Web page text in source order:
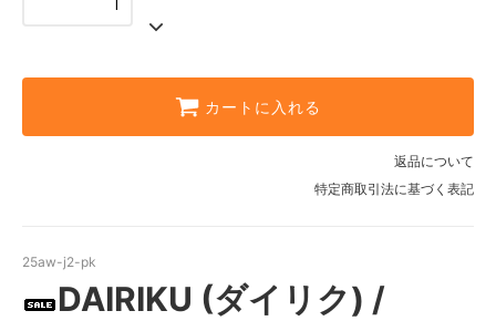
カートに入れる
返品について
特定商取引法に基づく表記
25aw-j2-pk
DAIRIKU (ダイリク) /